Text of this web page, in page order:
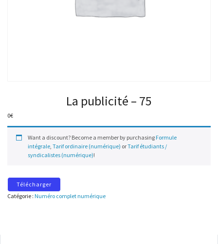
La publicité – 75
0€
Want a discount? Become a member by purchasing Formule
intégrale, Tarif ordinaire (numérique) orTarif étudiants /
syndicalistes (numérique)!
Télécharger
Catégorie : Numéro complet numérique